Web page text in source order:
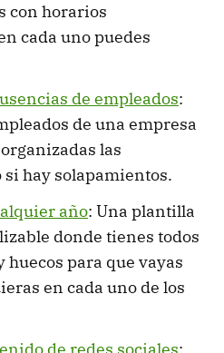
con horarios
cada uno puedes
de empleados:
de una empresa
las
hay solapamientos.
año: Una plantilla
donde tienes todos
huecos para que vayas
en cada uno de los